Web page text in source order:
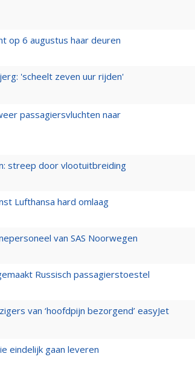
op 6 augustus haar deuren
'scheelt zeven uur rijden'
passagiersvluchten naar
streep door vlootuitbreiding
Lufthansa hard omlaag
van SAS Noorwegen
Russisch passagierstoestel
van ‘hoofdpijn bezorgend’ easyJet
eindelijk gaan leveren